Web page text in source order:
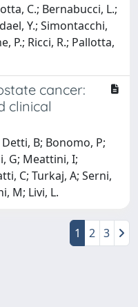
C.; Bernabucci, L.;
Y.; Simontacchi,
P.; Ricci, R.; Pallotta,
cancer:
clinical
B; Bonomo, P;
G; Meattini, I;
C; Turkaj, A; Serni,
M; Livi, L.
1 2 3